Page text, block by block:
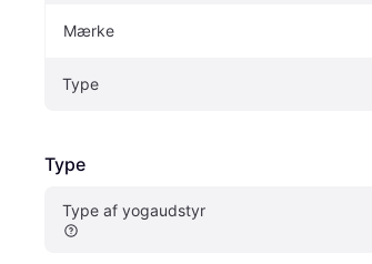
Mærke
Type
Type
Type af yogaudstyr